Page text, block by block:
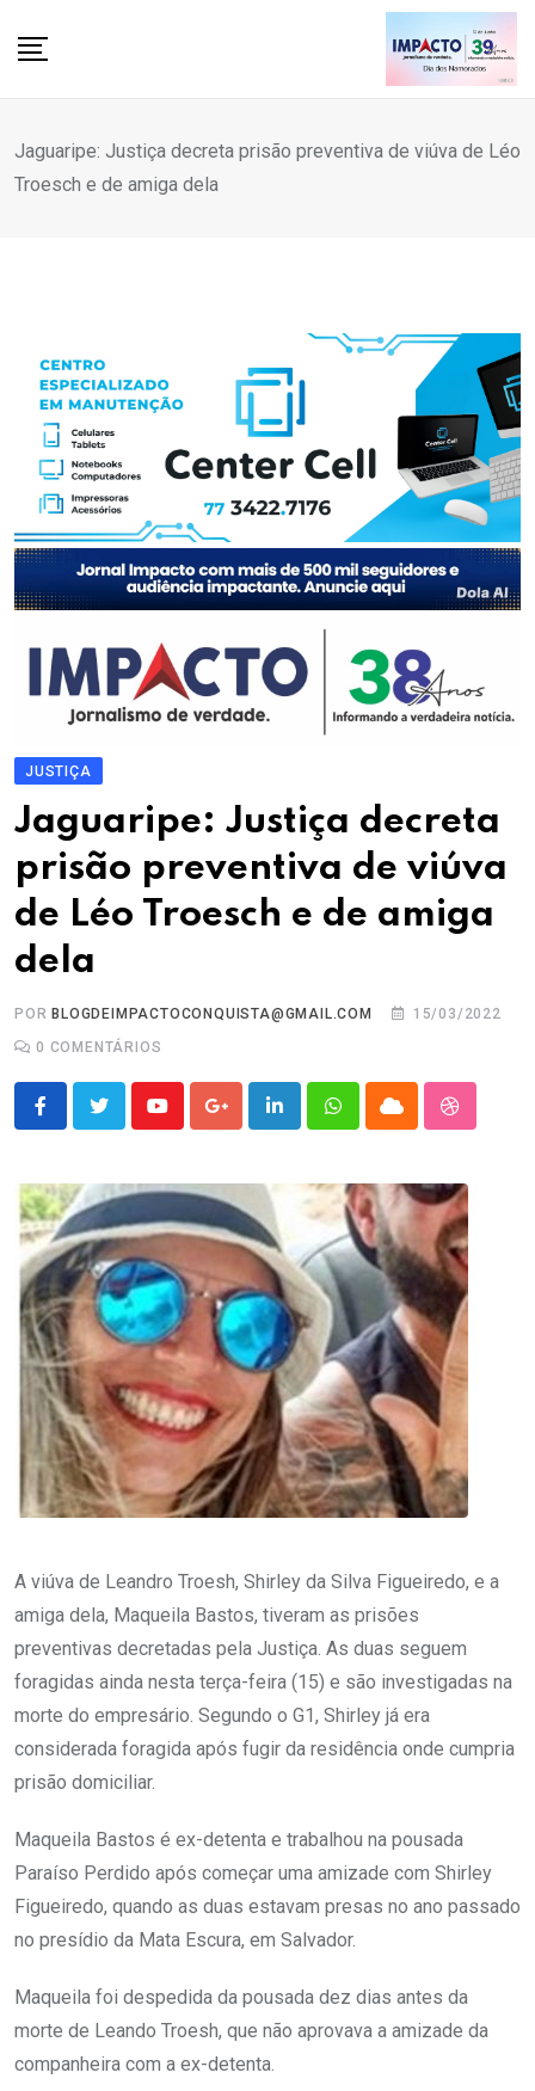
Jaguaripe: Justiça decreta prisão preventiva de viúva de Léo
Troesch e de amiga dela
JUSTIÇA
Jaguaripe: Justiça decreta
prisão preventiva de viúva
de Léo Troesch e de amiga
dela
POR BLOGDEIMPACTOCONQUISTA@GMAIL.COM
15/03/2022
0 COMENTÁRIOS
YoutubeGoogle+LinkedInWhatsappCloud
A viúva de Leandro Troesh, Shirley da Silva Figueiredo, e a
amiga dela, Maqueila Bastos, tiveram as prisões
preventivas decretadas pela Justiça. As duas seguem
foragidas ainda nesta terça-feira (15) e são investigadas na
morte do empresário. Segundo o G1, Shirley já era
considerada foragida após fugir da residência onde cumpria
prisão domiciliar.
Maqueila Bastos é ex-detenta e trabalhou na pousada
Paraíso Perdido após começar uma amizade com Shirley
Figueiredo, quando as duas estavam presas no ano passado
no presídio da Mata Escura, em Salvador.
Maqueila foi despedida da pousada dez dias antes da
morte de Leando Troesh, que não aprovava a amizade da
companheira com a ex-detenta.